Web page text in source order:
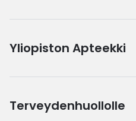
Yliopiston Apteekki
Terveydenhuollolle